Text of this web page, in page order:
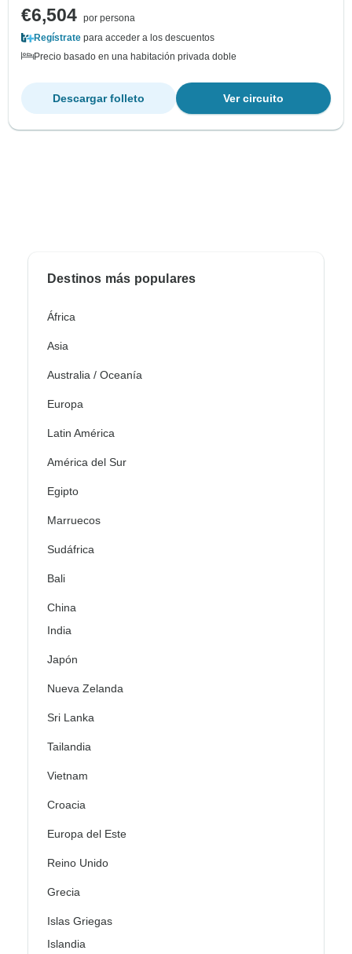
€6,504 por persona
Regístrate para acceder a los descuentos
Precio basado en una habitación privada doble
Ver circuito
Descargar folleto
Destinos más populares
África
Asia
Australia / Oceanía
Europa
Latin América
América del Sur
Egipto
Marruecos
Sudáfrica
Bali
China
India
Japón
Nueva Zelanda
Sri Lanka
Tailandia
Vietnam
Croacia
Europa del Este
Reino Unido
Grecia
Islas Griegas
Islandia